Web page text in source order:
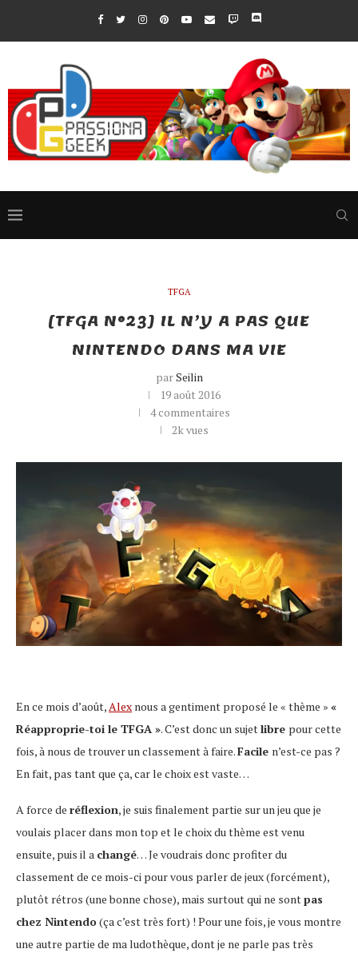
TFGA
[TFGA N°23] IL N’Y A PAS QUE
NINTENDO DANS MA VIE
parSeilin
19 août 2016
4 commentaires
2kvues
En ce mois d’août,Alex nous a gentiment proposé le « thème » «
Réapproprie-toi le TFGA ». C’est donc un sujetlibre pour cette
fois, à nous de trouver un classement à faire.Facile n’est-ce pas ?
En fait, pas tant que ça, car le choix est vaste…
A force de réflexion, je suis finalement partie sur un jeu que je
voulais placer dans mon top et le choix du thème est venu
ensuite, puis il a changé… Je voudrais donc profiter du
classement de ce mois-ci pour vous parler de jeux (forcément),
plutôt rétros (une bonne chose), mais surtout qui ne sontpas
chez Nintendo(ça c’est très fort) ! Pour une fois, je vous montre
une autre partie de ma ludothèque, dont je ne parle pas très